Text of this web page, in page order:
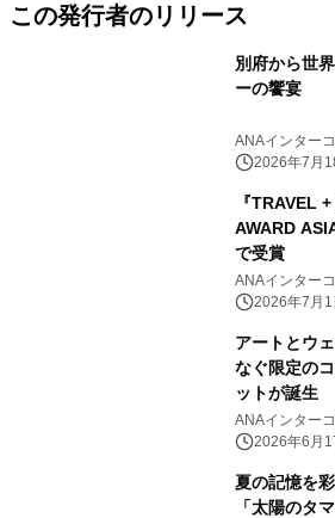
この発行者のリリース
別府から世
ーの饗宴
ANAインター
スパ2026年7月
『TRAVEL
AWARD
で受賞
ANAインター
スパ2026年7月
アートとウ
なぐ限定の
ットが誕生
ANAインター
スパ2026年6月
夏の記憶を
「太陽のタ